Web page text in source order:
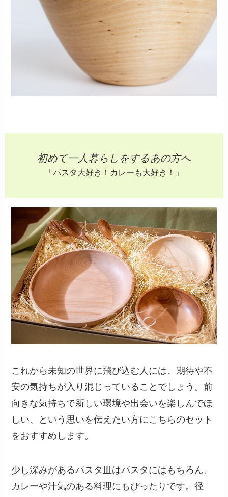
初めて一人暮らしをするあの方へ
「パスタ大好き！カレーも大好き！」
これから未知の世界に飛び込む人には、期待や不
安の気持ちが入り混じっていることでしょう。前
向きな気持ちで新しい環境や出会いを楽しんでほ
しい、という思いを伝えたい方にこちらのセット
をおすすめします。
少し深みがあるパスタ皿はパスタにはもちろん、
カレーや汁気のある料理にもぴったりです。径